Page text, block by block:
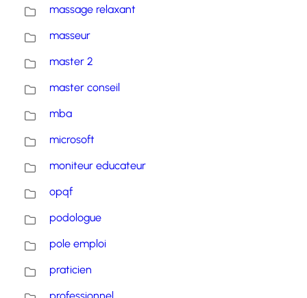
massage relaxant
masseur
master 2
master conseil
mba
microsoft
moniteur educateur
opqf
podologue
pole emploi
praticien